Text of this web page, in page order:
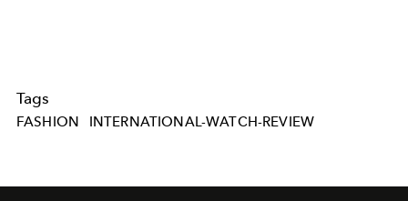
Tags
FASHION INTERNATIONAL-WATCH-REVIEW